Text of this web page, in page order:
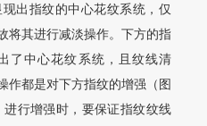
出指纹的中心花纹系统，仅
将其进行减淡操作。下方的指
了中心花纹系统，且纹线清
作都是对下方指纹的增强（ 图
进行增强时，要保证指纹纹线